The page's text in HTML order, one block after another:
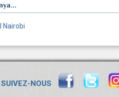
Nairobi
SUIVEZ-NOUS